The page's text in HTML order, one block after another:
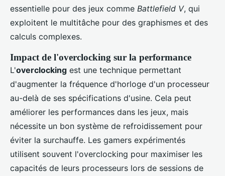
essentielle pour des jeux comme Battlefield V, qui
exploitent le multitâche pour des graphismes et des
calculs complexes.
Impact de l'overclocking sur la performance
L'overclocking est une technique permettant
d'augmenter la fréquence d'horloge d'un processeur
au-delà de ses spécifications d'usine. Cela peut
améliorer les performances dans les jeux, mais
nécessite un bon système de refroidissement pour
éviter la surchauffe. Les gamers expérimentés
utilisent souvent l'overclocking pour maximiser les
capacités de leurs processeurs lors de sessions de